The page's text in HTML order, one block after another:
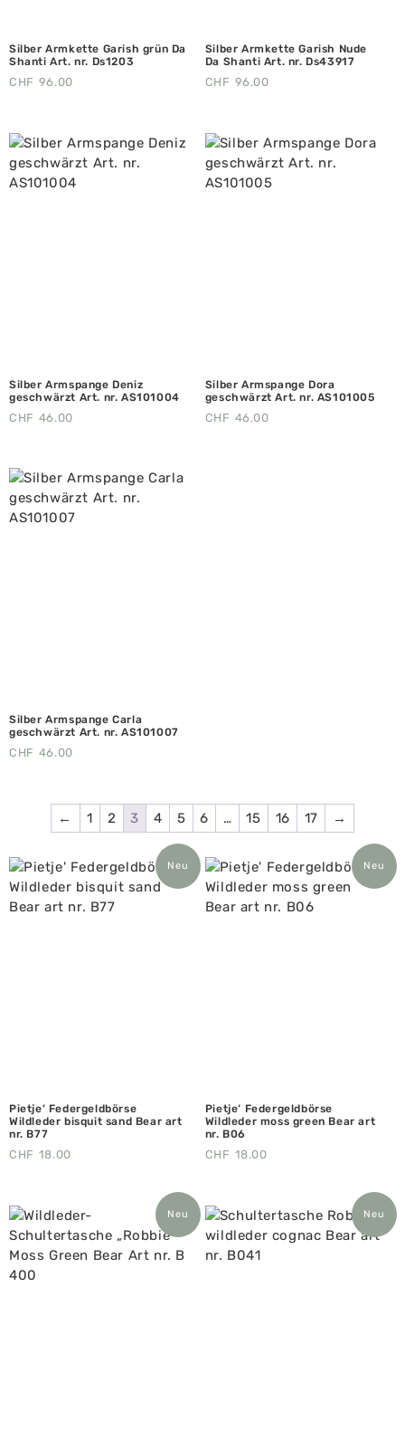
Silber Armkette Garish grün Da
Shanti Art. nr. Ds1203
CHF 96.00
Silber Armkette Garish Nude
Da Shanti Art. nr. Ds43917
CHF 96.00
Silber Armspange Deniz
geschwärzt Art. nr. AS101004
CHF 46.00
Silber Armspange Dora
geschwärzt Art. nr. AS101005
CHF 46.00
Silber Armspange Carla
geschwärzt Art. nr. AS101007
CHF 46.00
← 1 2 3 4 5 6 … 15 16 17 →
Neu
Pietje‘ Federgeldbörse
Wildleder bisquit sand Bear art
nr. B77
CHF 18.00
Neu
Pietje‘ Federgeldbörse
Wildleder moss green Bear art
nr. B06
CHF 18.00
Neu Neu